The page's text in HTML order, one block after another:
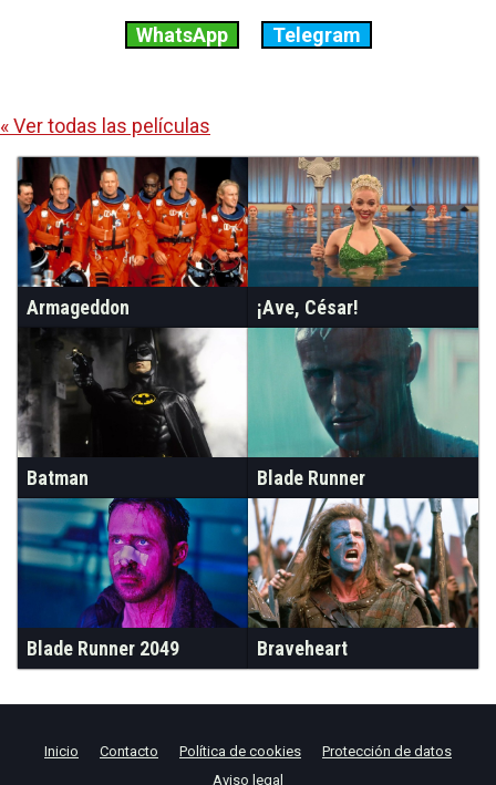
WhatsApp Telegram
« Ver todas las películas
Armageddon ¡Ave, César!
Batman Blade Runner
Blade Runner 2049 Braveheart
Inicio Contacto Política de cookies
Protección de datos
Aviso legal